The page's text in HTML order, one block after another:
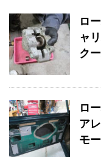
ロ
ャ
ク
ロ
ア
モ